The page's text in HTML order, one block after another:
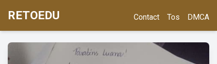
RETOEDU Contact Tos DMCA